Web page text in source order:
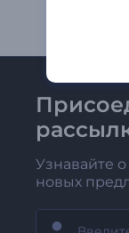
Узнавайте
новых